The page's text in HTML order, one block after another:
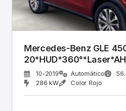
Mercedes-Benz GLE
10-2019 Automático
286 kW
Color Rojo